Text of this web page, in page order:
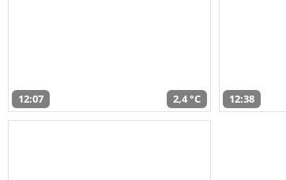
12:07 2,4 °C 12:38